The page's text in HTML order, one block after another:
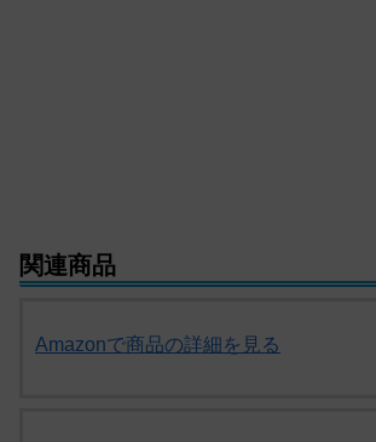
関連商品
Amazonで商品の詳細を見る